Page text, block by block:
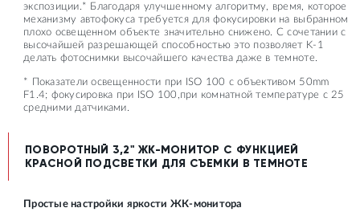
экспозиции.* Благодаря улучшенному алгоритму, время, которое
механизму автофокуса требуется для фокусировки на выбранном
плохо освещенном объекте значительно снижено. С сочетании с
высочайшей разрешающей способностью это позволяет K-1
делать фотоснимки высочайшего качества даже в темноте.
* Показатели освещенности при ISO 100 с объективом 50mm
F1.4; фокусировка при ISO 100,при комнатной температуре с 25
средними датчиками.
ПОВОРОТНЫЙ 3,2" ЖК-МОНИТОР С ФУНКЦИЕЙ
КРАСНОЙ ПОДСВЕТКИ ДЛЯ СЪЕМКИ В ТЕМНОТЕ
Простые настройки яркости ЖК-монитора